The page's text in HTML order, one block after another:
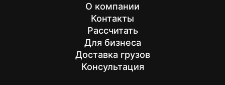
О компании
Контакты
Рассчитать
Для бизнеса
Доставка грузов
Консультация